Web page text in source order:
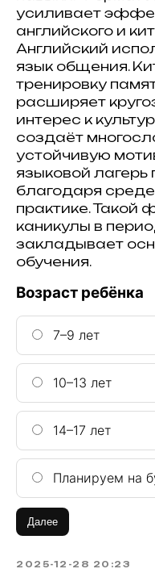
усиливает
английского и
Английский
язык общения.
тренировку
расширяет
интерес к
создаёт
устойчивую
языковой лагерь
благодаря
практике. Такой
каникулы в
закладывает
обучения.
Возраст ребёнка
7–9 лет
10–13 лет
14–17 лет
Планируем на
Далее
2025-12-28 20:23